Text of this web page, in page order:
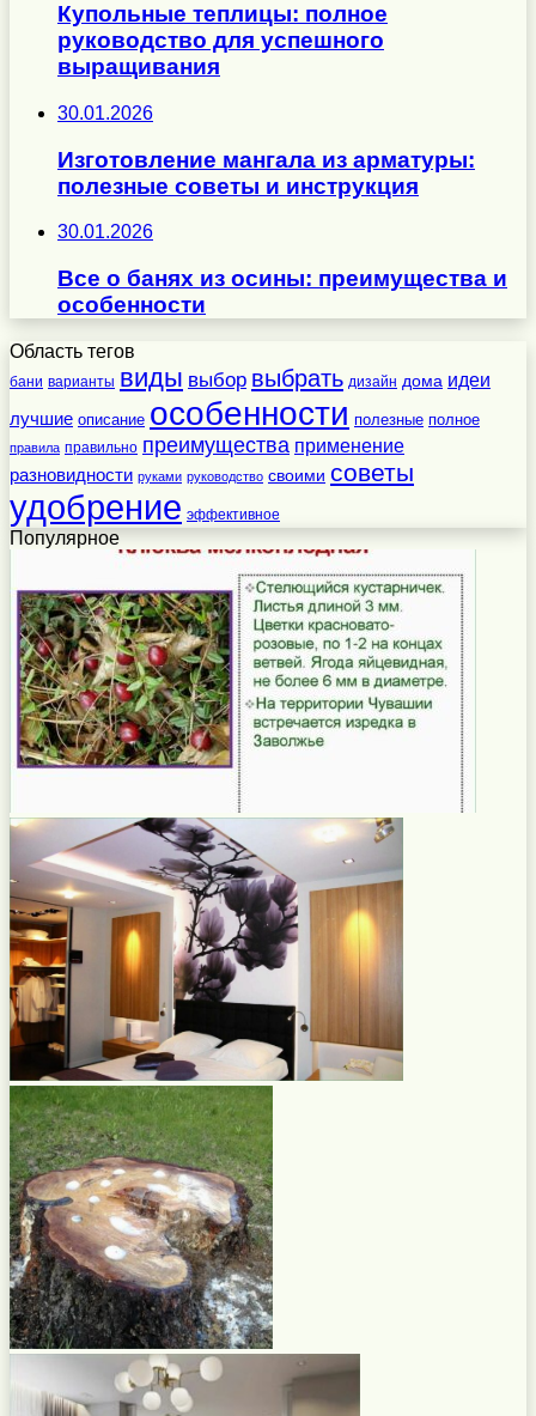
Купольные теплицы: полное
руководство для успешного
выращивания
30.01.2026
Изготовление мангала из арматуры:
полезные советы и инструкция
30.01.2026
Все о банях из осины: преимущества и
особенности
Область тегов
бани варианты виды выбор выбрать дизайн дома идеи
лучшие описание особенности полезные полное
правила правильно преимущества применение
разновидности руками руководство своими советы
удобрение эффективное
Популярное